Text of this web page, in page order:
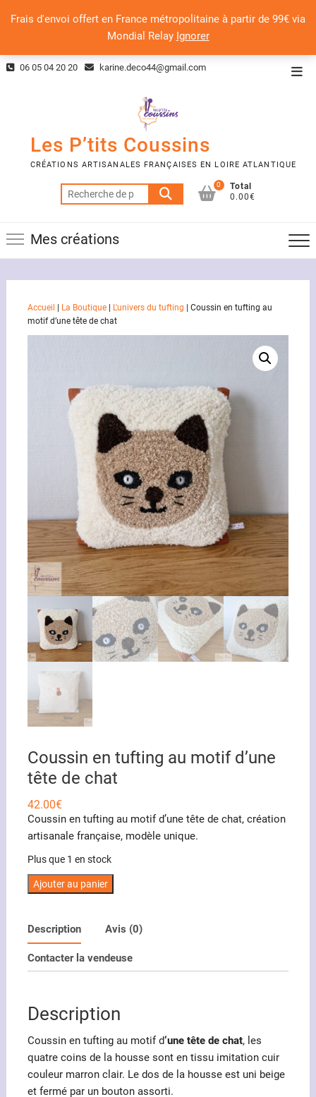
Frais d'envoi offert en France métropolitaine à partir de 99€ via
Mondial Relay Ignorer
Skip 06 05 04 20 20 karine.deco44@gmail.com
Les P’tits Coussins
CRÉATIONS ARTISANALES FRANÇAISES EN LOIRE ATLANTIQUE
Recherche
pour :
0
Total
0.00€
Mes créations
Accueil La Boutique| L'univers du tufting
Coussin en tufting au
motif d’une tête de chat
Coussin en tufting au motif d’une
tête de chat
42.00€
Coussin en tufting au motif d’une tête de chat, création
artisanale française, modèle unique.
Plus que 1 en stock
quantité
en
tête
de
chat
Ajouter au panier
Description Avis (0)
Contacter la vendeuse
Description
Coussin en tufting au motif d‘une tête de chat, les
quatre coins de la housse sont en tissu imitation cuir
couleur marron clair. Le dos de la housse est uni beige
et fermé par un bouton assorti.